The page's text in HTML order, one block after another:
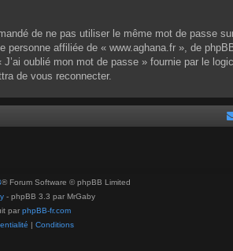
de ne pas utiliser le même mot de passe
affiliée de « www.aghana.fr », de
oublié mon mot de passe » fournie par le
de vous reconnecter.
® Forum Software © phpBB Limited
- phpBB 3.3 par MrGaby
par phpBB-fr.com
| Conditions